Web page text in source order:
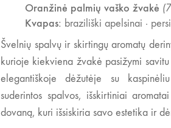
Oranžinė palmių vaško žvakė
Kvapas: braziliški apelsinai ·
Švelnių spalvų ir skirtingų aromatų
kurioje kiekviena žvakė pasižymi
elegantiškoje dėžutėje su
suderintos spalvos, išskirtiniai
dovaną, kuri išsiskiria savo estetika ir